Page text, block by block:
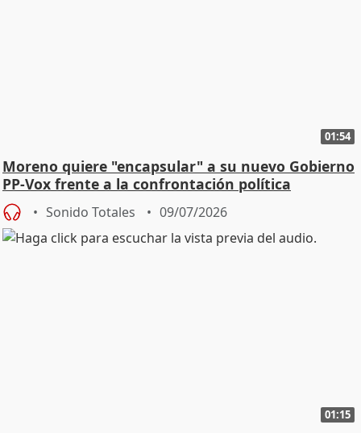
01:54
Moreno quiere "encapsular" a su nuevo Gobierno
PP-Vox frente a la confrontación política
Sonido Totales 09/07/2026
01:15